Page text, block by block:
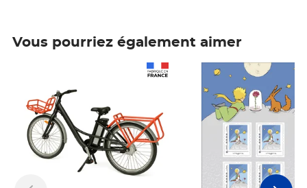
Vous pourriez également aimer
Prix 7,50€